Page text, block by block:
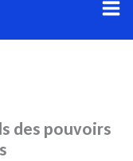
des pouvoirs